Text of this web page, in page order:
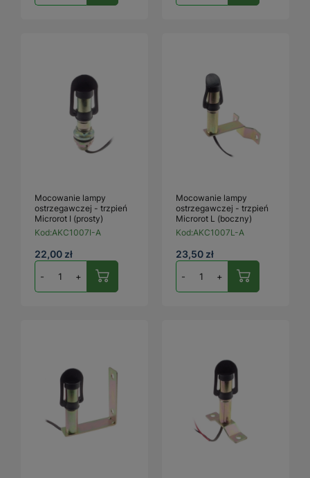
Mocowanie lampy
ostrzegawczej - trzpień
Microrot I (prosty)
Kod:AKC1007I-A
22,00 zł
- +
Mocowanie lampy
ostrzegawczej - trzpień
Microrot L (boczny)
Kod:AKC1007L-A
23,50 zł
- +